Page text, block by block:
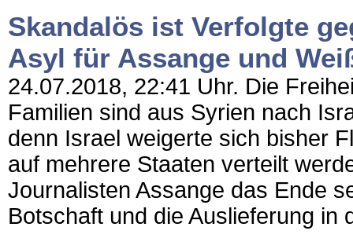
Skandalös ist Verfolgte
Asyl für Assange und
24.07.2018, 22:41 Uhr. Die
Familien sind aus Syrien nach
denn Israel weigerte sich bisher
auf mehrere Staaten verteilt
Journalisten Assange das Ende
Botschaft und die Auslieferung in